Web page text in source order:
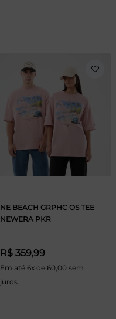
NE BEACH GRPHC OS TEE
NEWERA PKR
R$ 359,99
Em até 6x de 60,00 sem
juros